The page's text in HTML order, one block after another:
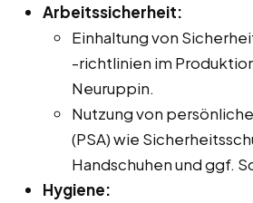
Arbeitssicherheit:
Einhaltung von
-richtlinien im
Neuruppin.
Nutzung von
(PSA) wie
Handschuhen und ggf.
Hygiene: